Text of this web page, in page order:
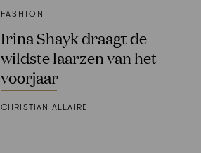
FASHION
Irina Shayk draagt de
wildste laarzen van het
voorjaar
CHRISTIAN ALLAIRE